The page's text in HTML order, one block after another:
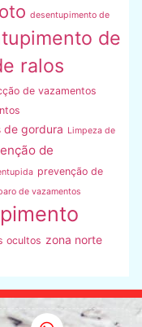
desentupimento de
de
ralos
de vazamentos
de gordura Limpeza de
de
prevenção de
de vazamentos
ocultos zona norte